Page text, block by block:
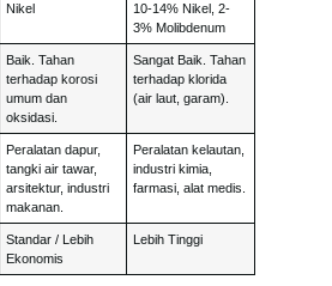
Nikel
10-14% Nikel, 2-
3% Molibdenum
Baik. Tahan
terhadap korosi
umum dan
oksidasi.
Sangat Baik. Tahan
terhadap klorida
(air laut, garam).
Peralatan dapur,
tangki air tawar,
arsitektur, industri
makanan.
Peralatan kelautan,
industri kimia,
farmasi, alat medis.
Standar / Lebih
Ekonomis
Lebih Tinggi